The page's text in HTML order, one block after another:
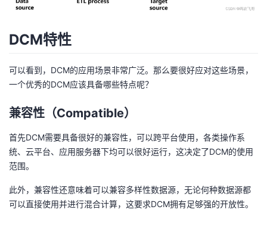
DCM特性
可以看到，DCM的应用场景非常广泛。那么要很好应对这些场景，
一个优秀的DCM应该具备哪些特点呢？
兼容性（Compatible）
首先DCM需要具备很好的兼容性，可以跨平台使用，各类操作系
统、云平台、应用服务器下均可以很好运行，这决定了DCM的使用
范围。
此外，兼容性还意味着可以兼容多样性数据源，无论何种数据源都
可以直接使用并进行混合计算，这要求DCM拥有足够强的开放性。